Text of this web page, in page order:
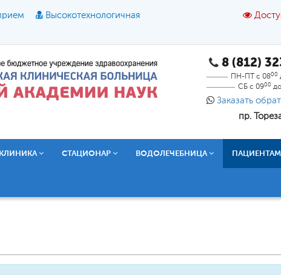
Высокотехнологичная
Размер шрифта: A A A
Текст: Кириллица Брайль Звук
8 (812)
ПН-ПТ с 0800
СБ с 0900
Заказать
пр.
СТАЦИОНАР ВОДОЛЕЧЕБНИЦА ПАЦИЕНТАМ